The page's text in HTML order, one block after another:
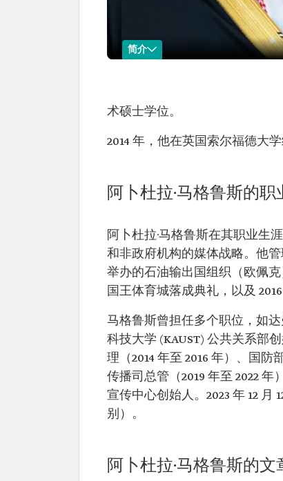
简介
名称：阿卜杜拉·
本·艾哈迈德·马格
鲁斯。 职业：沙
特记者和作家。
美国韦伯州立大学
业学士学位。
英国索尔福德大学
位。
国防部发展计划变
监。
获奖情况：
2005 年获得阿拉伯
2015 年在科威特举
术硕士学位。
2014 年，他在英国索尔福德大
阿卜杜拉·马格鲁斯的职
阿卜杜拉·马格鲁斯在其职业生
和非政府机构的媒体战略。他
举办的石油输出国组织（欧佩
国王体育城落成典礼，以及
马格鲁斯曾担任多个职位，如
科技大学 (KAUST) 公共关系部
理（2014 年至 2016 年）、国防
传播司总管（2019 年至 2022
宣传中心创始人。2023 年 12
别）。
阿卜杜拉·马格鲁斯的文